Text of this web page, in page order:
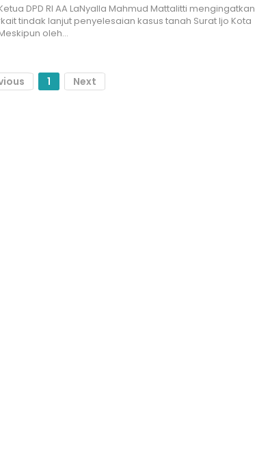
DPD RI AA LaNyalla Mahmud Mattalitti mengingatkan
tindak lanjut penyelesaian kasus tanah Surat Ijo Kota
oleh…
1 Next